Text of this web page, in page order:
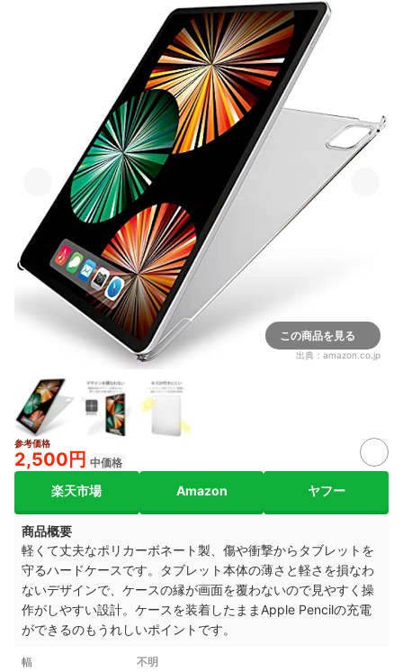
この商品を見る
出典： amazon.co.jp
参考価格
2,500円 中価格
楽天市場 Amazon ヤフー
商品概要
軽くて丈夫なポリカーボネート製、傷や衝撃からタブレットを
守るハードケースです。タブレット本体の薄さと軽さを損なわ
ないデザインで、ケースの縁が画面を覆わないので見やすく操
作がしやすい設計。ケースを装着したままApple Pencilの充電
ができるのもうれしいポイントです。
幅 不明